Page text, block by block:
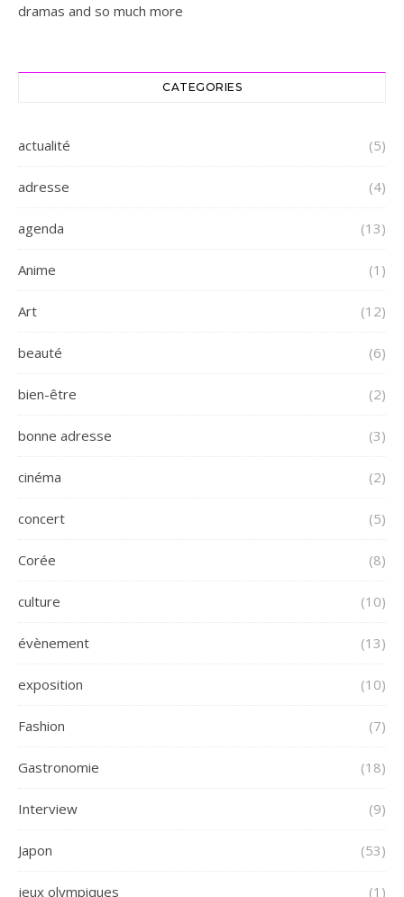
dramas and so much more
CATEGORIES
actualité (5)
adresse (4)
agenda (13)
Anime (1)
Art (12)
beauté (6)
bien-être (2)
bonne adresse (3)
cinéma (2)
concert (5)
Corée (8)
culture (10)
évènement (13)
exposition (10)
Fashion (7)
Gastronomie (18)
Interview (9)
Japon (53)
jeux olympiques (1)